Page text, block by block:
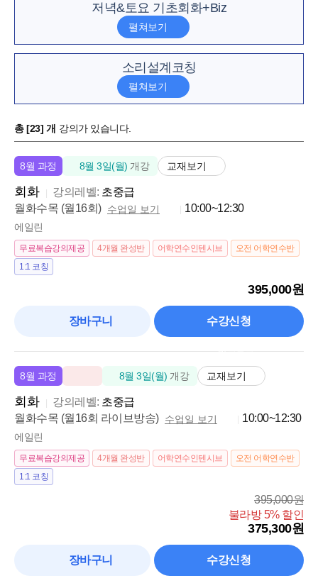
커리큘럼이 탄탄해요
목표 달성에 도움이 돼요
실력이 빠르게 늘어요
망설이고 있는 분들께 추천드립니다.
커리큘럼이 탄탄해요
피드백이 상세해요
추천하고 싶은 강의에요
양*원
커리큘럼이 탄탄해요
피드백이 상세해요
이*연
에일린쌤의 뉘앙스 영어 후기!
커리큘럼이 탄탄해요 수업 분위기가 좋아요
손*지
실력이 빠르게 늘어요
추천하고 싶은 강의에요
커리큘럼이 탄탄해요
피드백이 상세해요
수업 분위기가 좋아요
저녁&토요 기초회화+Biz
소리설계코칭
총 [23] 개 강의가 있습니다.
8월 과정 8월 3일(월) 개강 교재보기
회화 강의레벨: 초중급
월화수목 (월16회) 수업일 보기 10:00~12:30
에일린
무료복습강의제공 4개월 완성반 어학연수인텐시브
오전 어학연수반
1:1 코칭
395,000원
장바구니 수강신청
마감임박
8월 과정 8월 3일(월) 개강 교재보기
회화 강의레벨: 초중급
월화수목 (월16회 라이브방송) 수업일 보기 10:00~12:30
에일린
무료복습강의제공 4개월 완성반 어학연수인텐시브
오전 어학연수반
1:1 코칭
395,000원
불라방 5% 할인
375,300원
장바구니 수강신청